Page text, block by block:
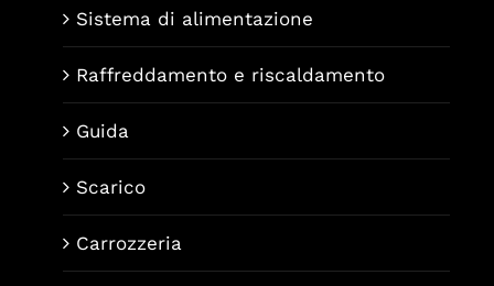
Sistema di alimentazione
Raffreddamento e riscaldamento
Guida
Scarico
Carrozzeria